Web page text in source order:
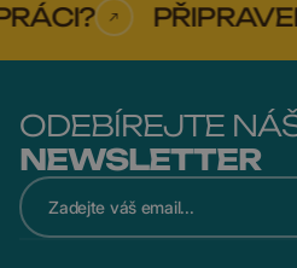
PŘIPRAVENI
ODEBÍREJTE
NEWSLETTER